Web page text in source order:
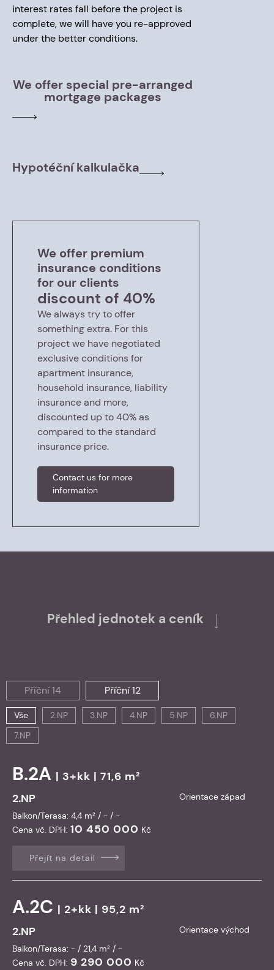
interest rates fall before the project is
complete, we will have you re-approved
under the better conditions.
We offer special pre-arranged
mortgage packages
Hypotéční kalkulačka
We offer premium
insurance conditions
for our clients
discount of 40%
We always try to offer
something extra. For this
project we have negotiated
exclusive conditions for
apartment insurance,
household insurance, liability
insurance and more,
discounted up to 40% as
compared to the standard
insurance price.
Contact us for more
information
Přehled jednotek a ceník
Příční 14 Příční 12
Vše 2.NP 3.NP 4.NP 5.NP
6.NP
7.NP
B.2A | 3+kk | 71,6 m²
2.NP
Orientace západ
Balkon/Terasa: 4,4 m² / - / -
Cena vč. DPH: 10 450 000 Kč
Přejít na detail
A.2C | 2+kk | 95,2 m²
2.NP
Orientace východ
Balkon/Terasa: - / 21,4 m² / -
Cena vč. DPH: 9 290 000 Kč